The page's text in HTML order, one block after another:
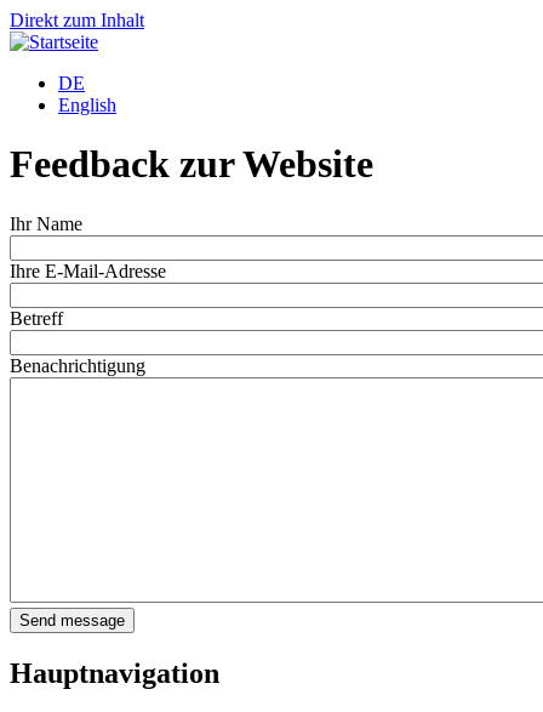
Direkt zum Inhalt
DE
English
Feedback zur Website
Ihr Name
Ihre E-Mail-Adresse
Betreff
Benachrichtigung
Hauptnavigation